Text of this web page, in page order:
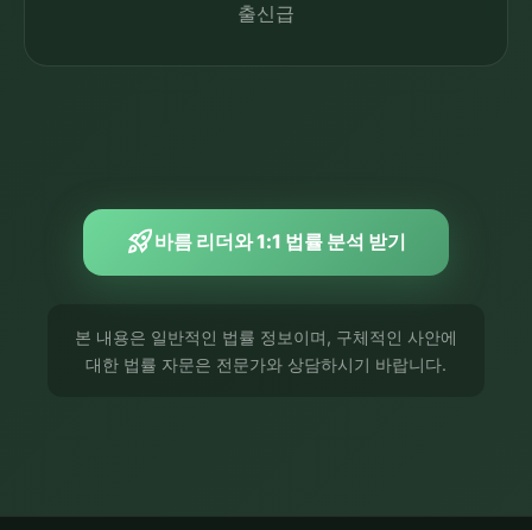
출신급
rocket_launch바름 리더와 1:1 법률 분석 받기
본 내용은 일반적인 법률 정보이며, 구체적인 사안에
대한 법률 자문은 전문가와 상담하시기 바랍니다.